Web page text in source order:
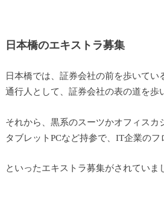
日本橋のエキストラ募集
日本橋では、証券会社の前を歩いてい
通行人として、証券会社の表の道を歩
それから、黒系のスーツかオフィスカ
タブレットPCなど持参で、IT企業のフ
といったエキストラ募集がされていま